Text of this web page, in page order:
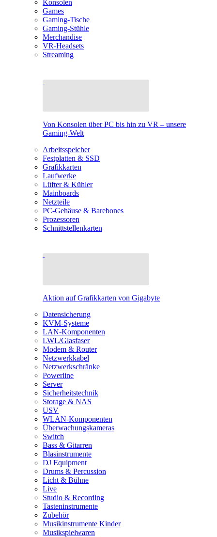
Konsolen
Games
Gaming-Tische
Gaming-Stühle
Merchandise
VR-Headsets
Streaming
Von Konsolen über PC bis hin zu VR – unsere
Gaming-Welt
Arbeitsspeicher
Festplatten & SSD
Grafikkarten
Laufwerke
Lüfter & Kühler
Mainboards
Netzteile
PC-Gehäuse & Barebones
Prozessoren
Schnittstellenkarten
Aktion auf Grafikkarten von Gigabyte
Datensicherung
KVM-Systeme
LAN-Komponenten
LWL/Glasfaser
Modem & Router
Netzwerkkabel
Netzwerkschränke
Powerline
Server
Sicherheitstechnik
Storage & NAS
USV
WLAN-Komponenten
Überwachungskameras
Switch
Bass & Gitarren
Blasinstrumente
DJ Equipment
Drums & Percussion
Licht & Bühne
Live
Studio & Recording
Tasteninstrumente
Zubehör
Musikinstrumente Kinder
Musikspielwaren